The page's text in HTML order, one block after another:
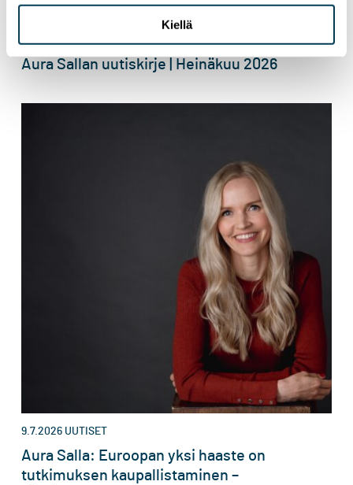
Kiellä
15.7.2026 UUTISET
Aura Sallan uutiskirje | Heinäkuu 2026
9.7.2026 UUTISET
Aura Salla: Euroopan yksi haaste on
tutkimuksen kaupallistaminen –